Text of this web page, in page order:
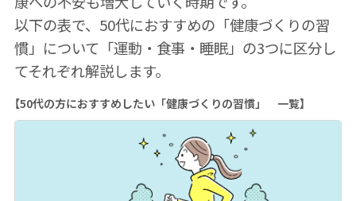
以下の表で、50代におすすめの「健康づくりの習
慣」について「運動・食事・睡眠」の3つに区分し
てそれぞれ解説します。
【50代の方におすすめしたい「健康づくりの習慣」 一覧】